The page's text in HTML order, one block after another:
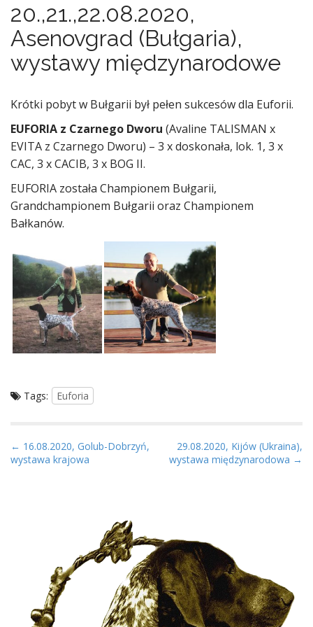
20.,21.,22.08.2020,
Asenovgrad (Bułgaria),
wystawy międzynarodowe
Krótki pobyt w Bułgarii był pełen sukcesów dla Euforii.
EUFORIA z Czarnego Dworu (Avaline TALISMAN x
EVITA z Czarnego Dworu) – 3 x doskonała, lok. 1, 3 x
CAC, 3 x CACIB, 3 x BOG II.
EUFORIA została Championem Bułgarii,
Grandchampionem Bułgarii oraz Championem
Bałkanów.
Tags: Euforia
P
o
← 16.08.2020, Golub-Dobrzyń,
wystawa krajowa
29.08.2020, Kijów (Ukraina),
wystawa międzynarodowa →